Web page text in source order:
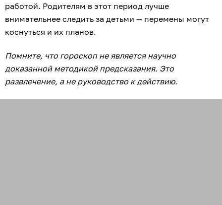
работой. Родителям в этот период лучше
внимательнее следить за детьми — перемены могут
коснуться и их планов.
Помните, что гороскоп не является научно
доказанной методикой предсказания. Это
развлечение, а не руководство к действию.